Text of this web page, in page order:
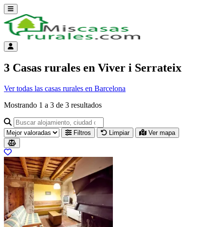
Abrir menú
Menú de cuenta
3 Casas rurales en Viver i Serrateix
Ver todas las casas rurales en Barcelona
Mostrando 1 a 3 de 3 resultados
Buscar alojamiento, ciudad o provincia para ir a su página
Filtros Limpiar Ver mapa
Resultados del listado